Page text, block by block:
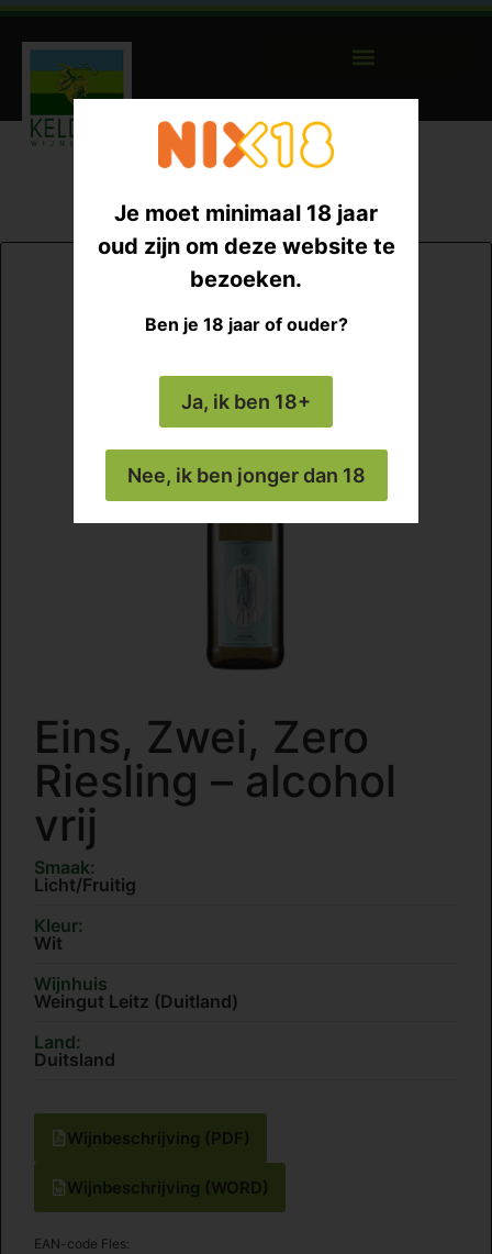
Je moet minimaal 18 jaar
oud zijn om deze website te
bezoeken.
Ben je 18 jaar of ouder?
Ja, ik ben 18+
Nee, ik ben jonger dan 18
Eins, Zwei, Zero
Riesling – alcohol
vrij
Smaak:
Licht/Fruitig
Kleur:
Wit
Wijnhuis
Weingut Leitz (Duitland)
Land:
Duitsland
Wijnbeschrijving (PDF)
Wijnbeschrijving (WORD)
EAN-code Fles: